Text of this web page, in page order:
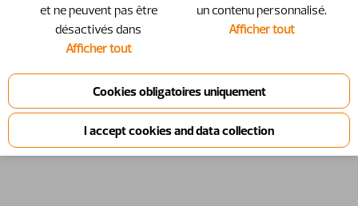
et ne peuvent pas être
désactivés dans
Afficher tout
un contenu personnalisé.
Afficher tout